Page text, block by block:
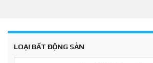
LOẠI BẤT ĐỘNG SẢN